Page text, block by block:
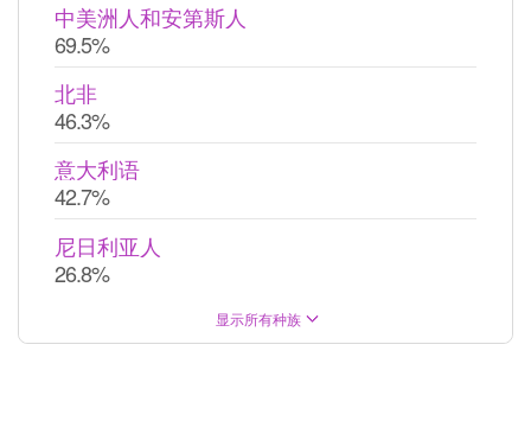
中美洲人和安第斯人
69.5%
北非
46.3%
意大利语
42.7%
尼日利亚人
26.8%
显示所有种族